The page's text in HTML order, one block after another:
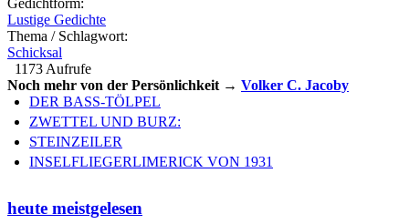
Gedichtform:
Lustige Gedichte
Thema / Schlagwort:
Schicksal
1173 Aufrufe
Noch mehr von der Persönlichkeit → Volker C. Jacoby
DER BASS-TÖLPEL
ZWETTEL UND BURZ:
STEINZEILER
INSELFLIEGERLIMERICK VON 1931
heute meistgelesen